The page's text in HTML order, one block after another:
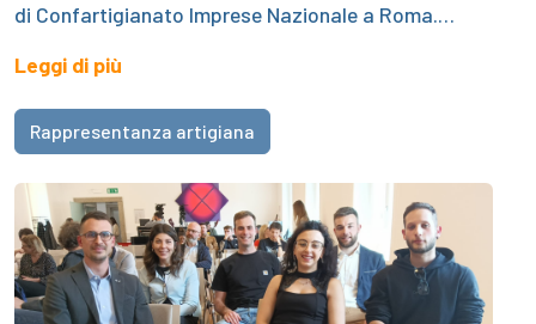
di Confartigianato Imprese Nazionale a Roma.…
Leggi di più
Rappresentanza artigiana